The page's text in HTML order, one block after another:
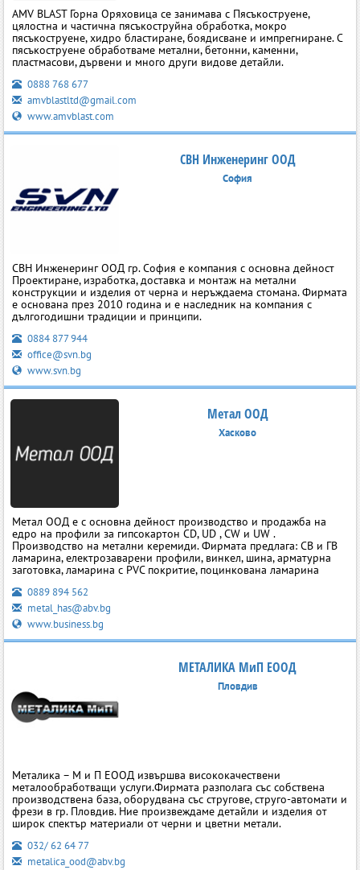
AMV BLAST Горна Оряховица се занимава с Пясъкоструене,
цялостна и частична пясъкоструйна обработка, мокро
пясъкоструене, хидро бластиране, боядисване и импрегниране. С
пясъкоструене обработваме метални, бетонни, каменни,
пластмасови, дървени и много други видове детайли.
0888 768 677
amvblastltd@gmail.com
www.amvblast.com
СВН Инженеринг ООД
София
СВН Инженеринг ООД гр. София е компания с основна дейност
Проектиране, изработка, доставка и монтаж на метални
конструкции и изделия от черна и неръждаема стомана. Фирмата
е основана през 2010 година и е наследник на компания с
дългогодишни традиции и принципи.
0884 877 944
office@svn.bg
www.svn.bg
Метал ООД
Хасково
Метал ООД е с основна дейност производство и продажба на
едро на профили за гипсокартон CD, UD , CW и UW .
Производство на метални керемиди. Фирмата предлага: СВ и ГВ
ламарина, електрозаварени профили, винкел, шина, арматурна
заготовка, ламарина с PVC покритие, поцинкована ламарина
0889 894 562
metal_has@abv.bg
www.business.bg
МЕТАЛИКА МиП ЕООД
Пловдив
Металика – М и П ЕООД извършва висококачествени
металообработващи услуги.Фирмата разполага със собствена
производствена база, оборудвана със стругове, струго-автомати и
фрези в гр. Пловдив. Ние произвеждаме детайли и изделия от
широк спектър материали от черни и цветни метали.
032/ 62 64 77
metalica_ood@abv.bg